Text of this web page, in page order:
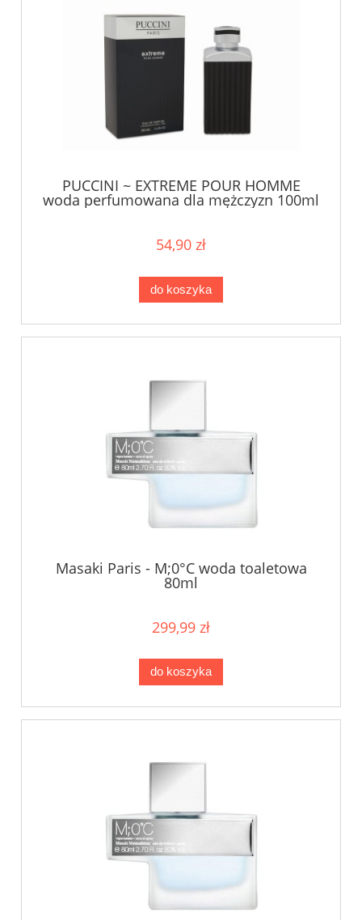
PUCCINI ~ EXTREME POUR HOMME
woda perfumowana dla mężczyzn 100ml
BEZ OPAKOWANIA
54,90 zł
do koszyka
Masaki Paris - M;0°C woda toaletowa
80ml
299,99 zł
do koszyka